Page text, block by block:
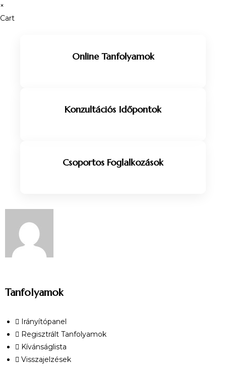
×
Cart
Online Tanfolyamok
Konzultációs Időpontok
Csoportos Foglalkozások
Tanfolyamok
Irányítópanel
Regisztrált Tanfolyamok
Kívánságlista
Visszajelzések